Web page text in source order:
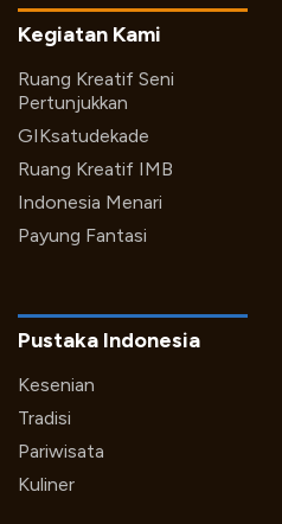
Kegiatan Kami
Ruang Kreatif Seni
Pertunjukkan
GIKsatudekade
Ruang Kreatif IMB
Indonesia Menari
Payung Fantasi
Pustaka Indonesia
Kesenian
Tradisi
Pariwisata
Kuliner